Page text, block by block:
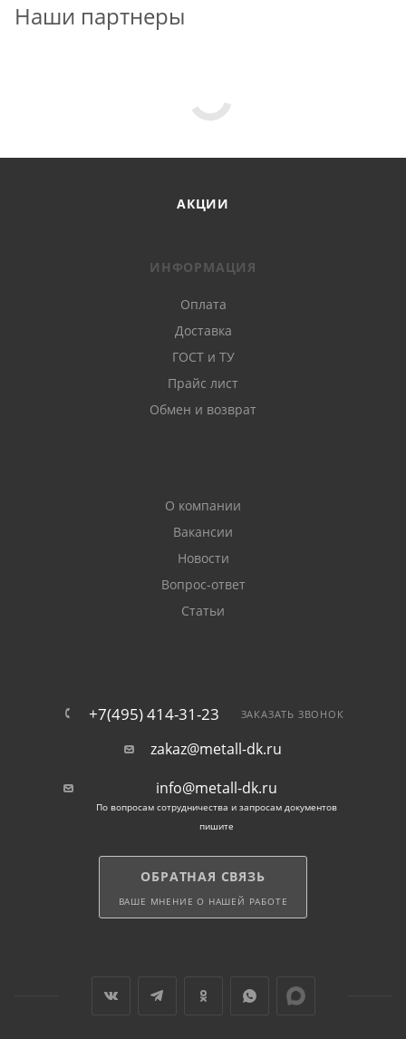
Наши партнеры
АКЦИИ
ИНФОРМАЦИЯ
Оплата
Доставка
ГОСТ и ТУ
Прайс лист
Обмен и возврат
О компании
Вакансии
Новости
Вопрос-ответ
Статьи
+7(495) 414-31-23 ЗАКАЗАТЬ ЗВОНОК
zakaz@metall-dk.ru
info@metall-dk.ru
По вопросам сотрудничества и запросам документов
пишите
ОБРАТНАЯ СВЯЗЬ
ВАШЕ МНЕНИЕ О НАШЕЙ РАБОТЕ